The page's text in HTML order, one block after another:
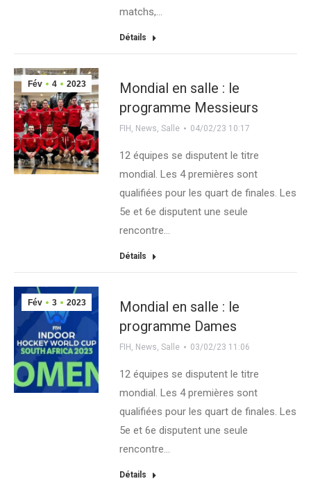
matchs,…
Détails
Fév 4 2023
Mondial en salle : le
programme Messieurs
FIH , News,Salle 04/02/23 10:17
12 équipes se disputent le titre
mondial. Les 4 premières sont
qualifiées pour les quart de finales. Les
5e et 6e disputent une seule
rencontre…
Détails
Fév 3 2023
Mondial en salle : le
programme Dames
FIH , News,Salle 03/02/23 11:06
12 équipes se disputent le titre
mondial. Les 4 premières sont
qualifiées pour les quart de finales. Les
5e et 6e disputent une seule
rencontre…
Détails